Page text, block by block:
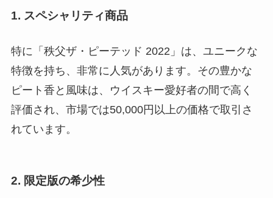
1. スペシャリティ商品
特に「秩父ザ・ピーテッド 2022」は、ユニークな
特徴を持ち、非常に人気があります。その豊かな
ピート香と風味は、ウイスキー愛好者の間で高く
評価され、市場では50,000円以上の価格で取引さ
れています。
2. 限定版の希少性